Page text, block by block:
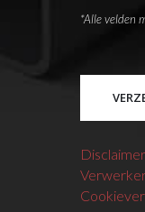
*Alle velden
Disclaimer